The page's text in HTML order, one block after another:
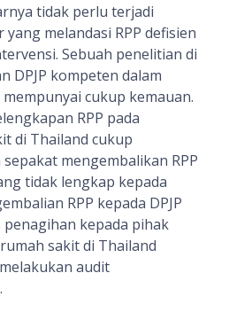
tidak perlu terjadi
melandasi RPP defisien
Sebuah penelitian di
DPJP kompeten dalam
cukup kemauan.
RPP pada
di Thailand cukup
mengembalikan RPP
tidak lengkap kepada
RPP kepada DPJP
kepada pihak
sakit di Thailand
audit